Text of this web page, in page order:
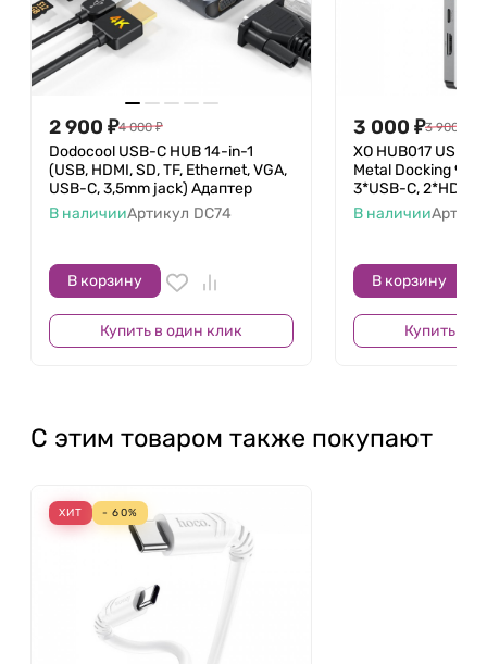
2 900 ₽4 000 ₽
Dodocool USB-C HUB 14-in-1
(USB, HDMI, SD, TF, Ethernet, VGA,
USB-C, 3,5mm jack) Адаптер
В наличииАртикул DC74
В корзину
Купить в один клик
3 000 ₽3 900
XO HUB017 USB-
Metal Docking 9-
3*USB-C, 2*HDMI,
В наличии
В корзину
Купить в
С этим товаром также покупают
ХИТ - 60%